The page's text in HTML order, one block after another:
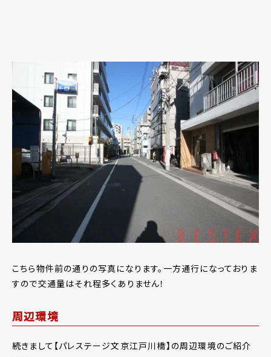
こちら物件前の通りの写真になります。一方通行になっておりま
すので交通量はそれ程多くありません！
周辺環境
続きまして【パレステージ文京江戸川橋】の周辺環境のご紹介